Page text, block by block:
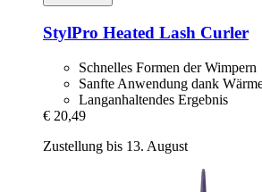
StylPro Heated Lash Curler
Schnelles Formen der Wimpern
Sanfte Anwendung dank
Langanhaltendes Ergebnis
€ 20,49
Zustellung bis 13. August